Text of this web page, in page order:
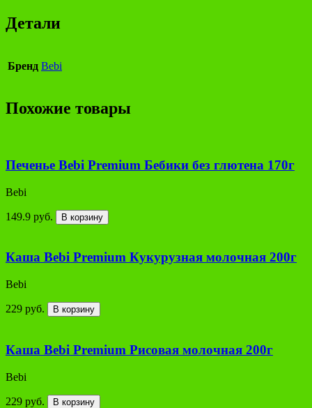
Детали
Бренд Bebi
Похожие товары
Печенье Bebi Premium Бебики без глютена 170г
Bebi
149.9 руб. В корзину
Каша Bebi Premium Кукурузная молочная 200г
Bebi
229 руб. В корзину
Каша Bebi Premium Рисовая молочная 200г
Bebi
229 руб. В корзину